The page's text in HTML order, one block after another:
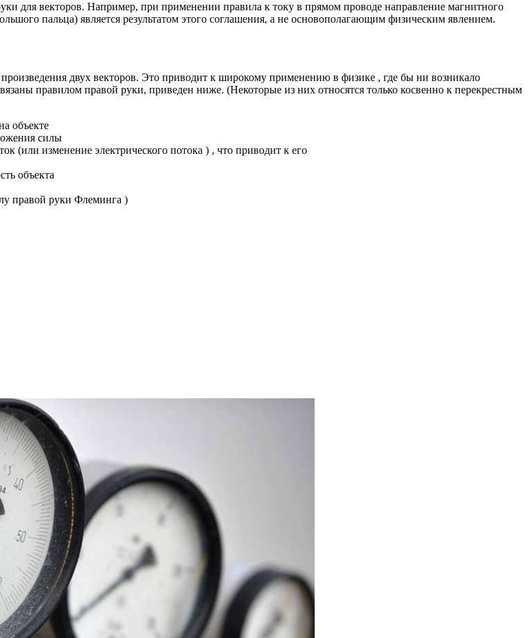
для векторов. Например, при применении правила к току в прямом проводе направление магнитного
пальца) является результатом этого соглашения, а не основополагающим физическим явлением.
двух векторов. Это приводит к широкому применению в физике , где бы ни возникало
правилом правой руки, приведен ниже. (Некоторые из них относятся только косвенно к перекрестным
объекте
силы
(или изменение электрического потока ) , что приводит к его
объекта
правой руки Флеминга )